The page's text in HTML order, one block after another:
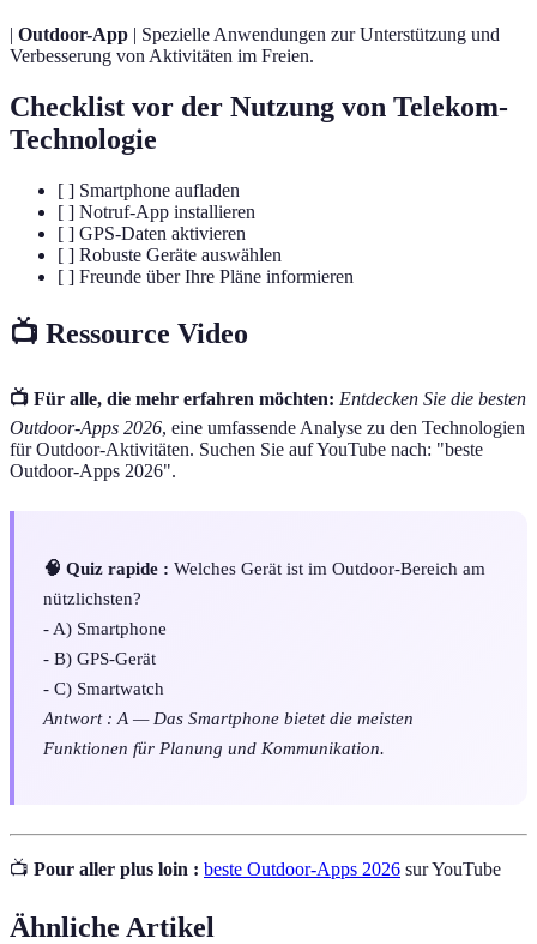
| Outdoor-App | Spezielle Anwendungen zur Unterstützung und
Verbesserung von Aktivitäten im Freien.
Checklist vor der Nutzung von Telekom-
Technologie
[ ] Smartphone aufladen
[ ] Notruf-App installieren
[ ] GPS-Daten aktivieren
[ ] Robuste Geräte auswählen
[ ] Freunde über Ihre Pläne informieren
📺 Ressource Video
📺 Für alle, die mehr erfahren möchten: Entdecken Sie die besten
Outdoor-Apps 2026, eine umfassende Analyse zu den Technologien
für Outdoor-Aktivitäten. Suchen Sie auf YouTube nach: "beste
Outdoor-Apps 2026".
🧠 Quiz rapide : Welches Gerät ist im Outdoor-Bereich am
nützlichsten?
- A) Smartphone
- B) GPS-Gerät
- C) Smartwatch
Antwort : A — Das Smartphone bietet die meisten
Funktionen für Planung und Kommunikation.
📺 Pour aller plus loin : beste Outdoor-Apps 2026 sur YouTube
Ähnliche Artikel